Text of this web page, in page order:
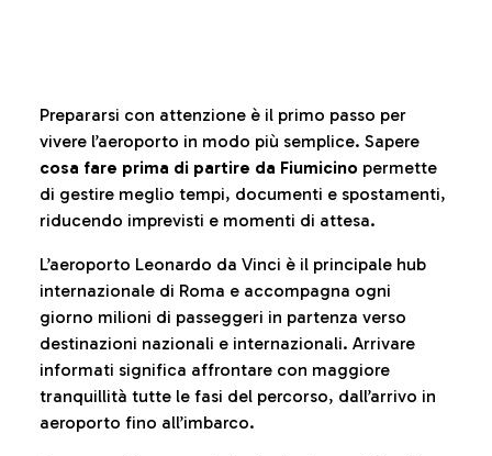
Prepararsi con attenzione è il primo passo per
vivere l’aeroporto in modo più semplice. Sapere
cosa fare prima di partire da Fiumicino permette
di gestire meglio tempi, documenti e spostamenti,
riducendo imprevisti e momenti di attesa.
L’aeroporto Leonardo da Vinci è il principale hub
internazionale di Roma e accompagna ogni
giorno milioni di passeggeri in partenza verso
destinazioni nazionali e internazionali. Arrivare
informati significa affrontare con maggiore
tranquillità tutte le fasi del percorso, dall’arrivo in
aeroporto fino all’imbarco.